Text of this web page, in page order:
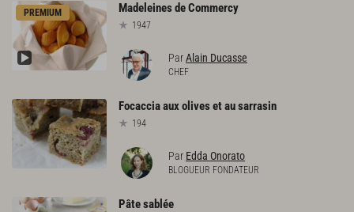
PREMIUM MadeleinesdeCommercy
1947
ParAlain Ducasse
CHEF
Focacciaauxolivesetausarrasin
194
Par Edda Onorato
BLOGUEUR FONDATEUR
Pâtesablée